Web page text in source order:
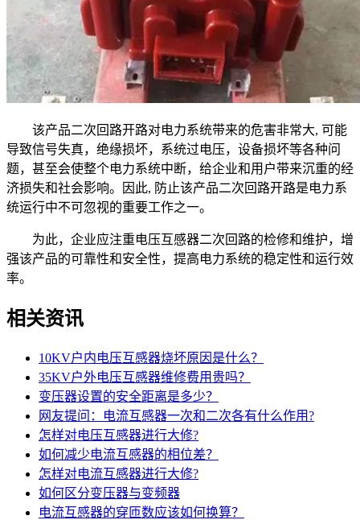
该产品二次回路开路对电力系统带来的危害非常大, 可能
导致信号失真，绝缘损坏，系统过电压，设备损坏等各种问
题，甚至会使整个电力系统中断，给企业和用户带来沉重的经
济损失和社会影响。因此, 防止该产品二次回路开路是电力系
统运行中不可忽视的重要工作之一。
为此，企业应注重电压互感器二次回路的检修和维护，增
强该产品的可靠性和安全性，提高电力系统的稳定性和运行效
率。
相关资讯
10KV户内电压互感器烧坏原因是什么？
35KV户外电压互感器维修费用贵吗？
变压器设置的安全距离是多少？
网友提问：电流互感器一次和二次各有什么作用?
怎样对电压互感器进行大修?
如何减少电流互感器的相位差？
怎样对电流互感器进行大修?
如何区分变压器与变频器
电流互感器的穿匝数应该如何换算？